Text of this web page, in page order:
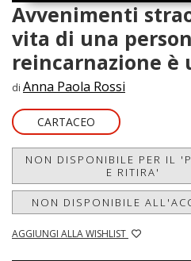
Avvenimenti
vita di una
reincarnazione è
di Anna Paola Rossi
CARTACEO
NON DISPONIBILE PER IL
E RITIRA'
NON DISPONIBILE
AGGIUNGI ALLA WISHLIST